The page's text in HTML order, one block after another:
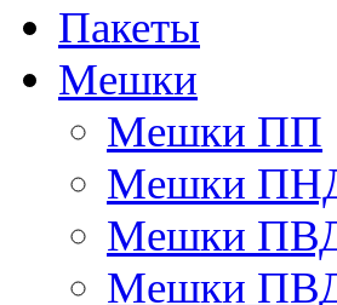
Пакеты
Мешки
Мешки ПП
Мешки
Мешки
Мешки